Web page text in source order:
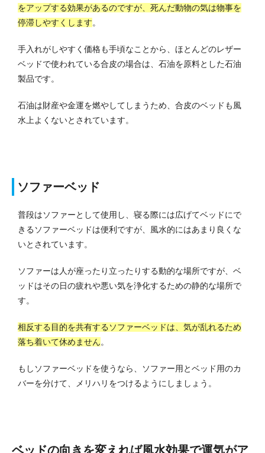
をアップする効果があるのですが、死んだ動物の気は物事を
停滞しやすくします。
手入れがしやすく価格も手頃なことから、ほとんどのレザー
ベッドで使われている合皮の場合は、石油を原料とした石油
製品です。
石油は財産や金運を燃やしてしまうため、合皮のベッドも風
水上よくないとされています。
ソファーベッド
普段はソファーとして使用し、寝る際には広げてベッドにで
きるソファーベッドは便利ですが、風水的にはあまり良くな
いとされています。
ソファーは人が座ったり立ったりする動的な場所ですが、ベ
ッドはその日の疲れや悪い気を浄化するための静的な場所で
す。
相反する目的を共有するソファーベッドは、気が乱れるため
落ち着いて休めません。
もしソファーベッドを使うなら、ソファー用とベッド用のカ
バーを分けて、メリハリをつけるようにしましょう。
ベッドの向きを変えれば風水効果で運気がア